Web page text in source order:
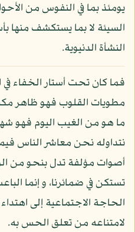
يومئذ بما في النفوس من
السيئة لا بما يستكشف منها
النشأة الدنيوية.
فما كان تحت أستار الخفاء في
مطويات القلوب فهو ظاهر
ما هو من الغيب اليوم فهو
نتداوله نحن معاشر الناس
أصوات مؤلفة تدل بنحو من
تستكن في ضمائرنا، و إنما
الحاجة الاجتماعية إلى
لامتناعه من تعلق الحس به.